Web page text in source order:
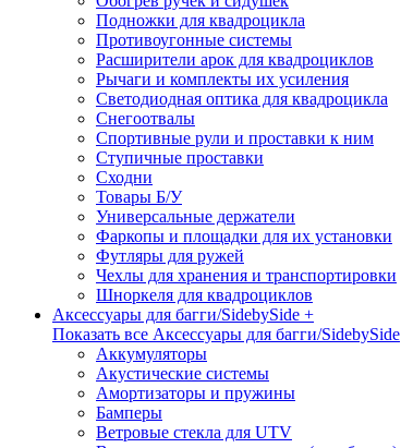
Подножки для квадроцикла
Противоугонные системы
Расширители арок для квадроциклов
Рычаги и комплекты их усиления
Светодиодная оптика для квадроцикла
Снегоотвалы
Спортивные рули и проставки к ним
Ступичные проставки
Сходни
Товары Б/У
Универсальные держатели
Фаркопы и площадки для их установки
Футляры для ружей
Чехлы для хранения и транспортировки
Шноркеля для квадроциклов
Аксессуары для багги/SidebySide +
Показать все Аксессуары для багги/SidebySide
Аккумуляторы
Акустические системы
Амортизаторы и пружины
Бамперы
Ветровые стекла для UTV